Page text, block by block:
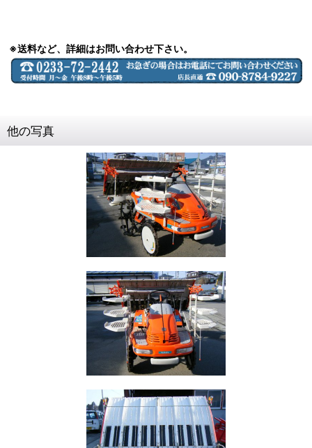
※送料など、詳細はお問い合わせ下さい。
他の写真